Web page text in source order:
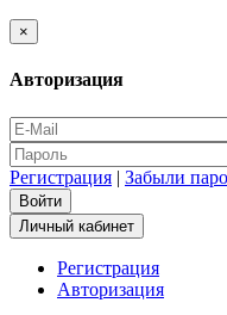
×
Авторизация
Регистрация | Забыли
Личный кабинет
Регистрация
Авторизация